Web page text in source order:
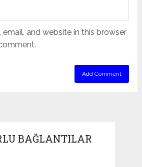
email, and website in this browser
BAĞLANTILAR